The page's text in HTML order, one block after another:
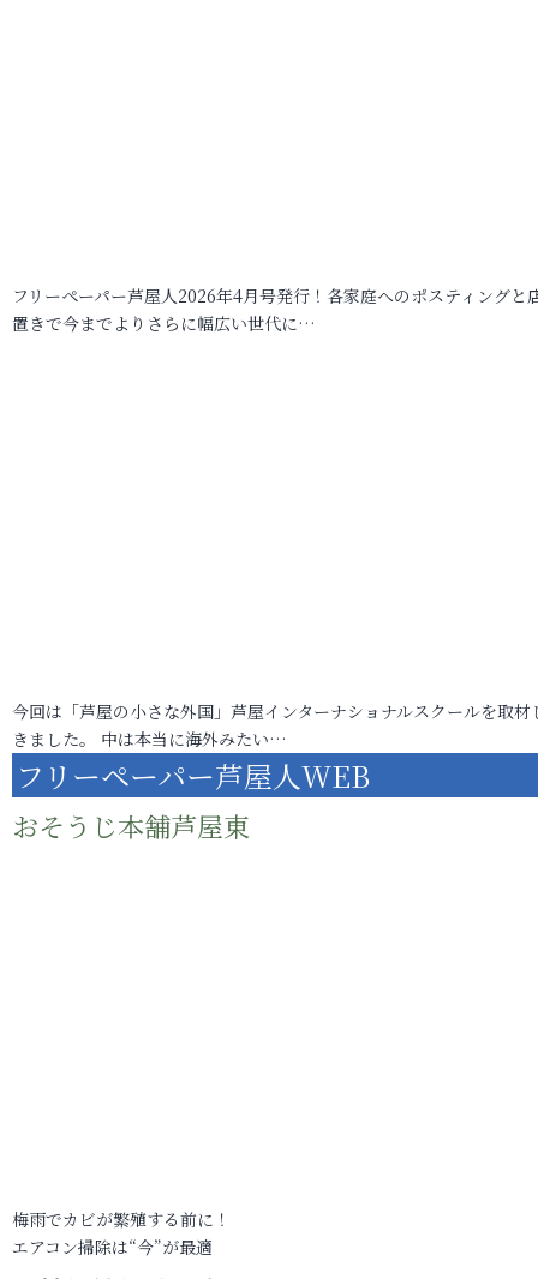
フリーペーパー芦屋人2026年4月号発行！各家庭へのポスティングと
置きで今までよりさらに幅広い世代に…
今回は「芦屋の小さな外国」芦屋インターナショナルスクールを取材
きました。 中は本当に海外みたい…
フリーペーパー芦屋人WEB
おそうじ本舗芦屋東
梅雨でカビが繁殖する前に！
エアコン掃除は“今”が最適